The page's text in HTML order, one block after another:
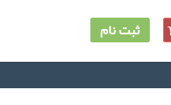
ثبت نام